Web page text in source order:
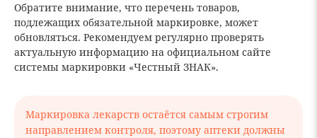
Обратите внимание, что перечень товаров,
подлежащих обязательной маркировке, может
обновляться. Рекомендуем регулярно проверять
актуальную информацию на официальном сайте
системы маркировки «Честный ЗНАК».
Маркировка лекарств остаётся самым строгим
направлением контроля, поэтому аптеки должны